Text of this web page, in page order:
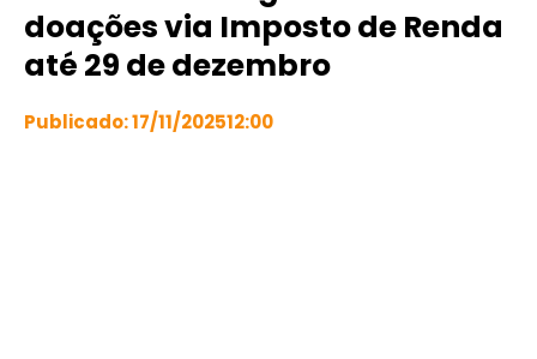
doações via Imposto de Renda
até 29 de dezembro
Publicado:17/11/202512:00